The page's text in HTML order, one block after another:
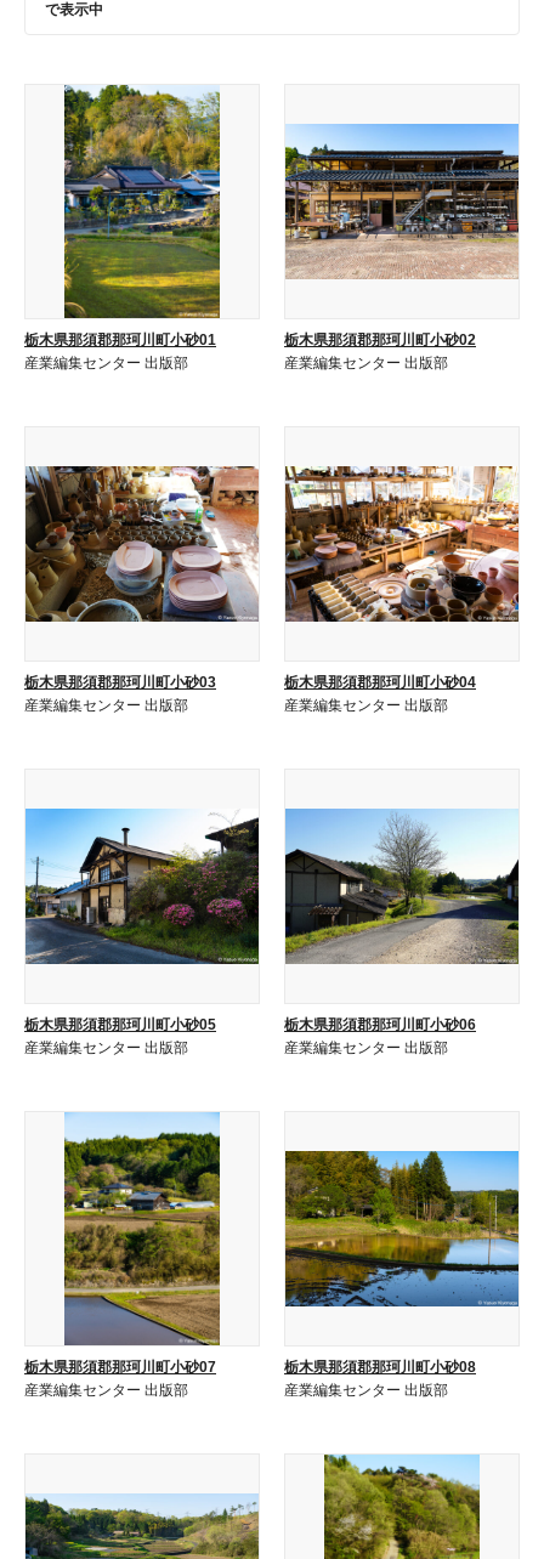
で表示中
栃木県那須郡那珂川町小砂01
産業編集センター 出版部
栃木県那須郡那珂川町小砂02
産業編集センター 出版部
栃木県那須郡那珂川町小砂03
産業編集センター 出版部
栃木県那須郡那珂川町小砂04
産業編集センター 出版部
栃木県那須郡那珂川町小砂05
産業編集センター 出版部
栃木県那須郡那珂川町小砂06
産業編集センター 出版部
栃木県那須郡那珂川町小砂07
産業編集センター 出版部
栃木県那須郡那珂川町小砂08
産業編集センター 出版部